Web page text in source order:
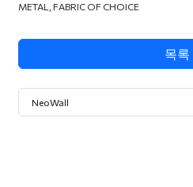
METAL, FABRIC OF CHOICE
목록
NeoWall